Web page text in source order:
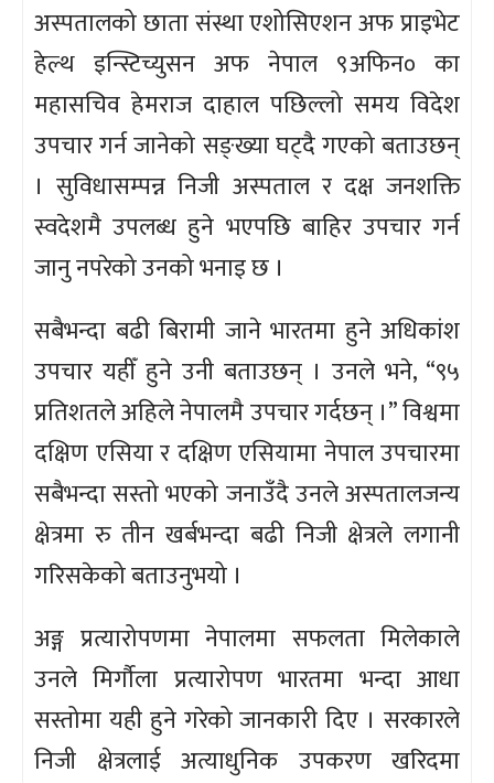
अस्पतालको छाता संस्था एशोसिएशन अफ प्राइभेट
हेल्थ इन्स्टिच्युसन अफ नेपाल ९अफिन० का
महासचिव हेमराज दाहाल पछिल्लो समय विदेश
उपचार गर्न जानेको सङ्ख्या घट्दै गएको बताउछन्
। सुविधासम्पन्न निजी अस्पताल र दक्ष जनशक्ति
स्वदेशमै उपलब्ध हुने भएपछि बाहिर उपचार गर्न
जानु नपरेको उनको भनाइ छ ।
सबैभन्दा बढी बिरामी जाने भारतमा हुने अधिकांश
उपचार यहीँ हुने उनी बताउछन् । उनले भने, “९५
प्रतिशतले अहिले नेपालमै उपचार गर्दछन् ।” विश्वमा
दक्षिण एसिया र दक्षिण एसियामा नेपाल उपचारमा
सबैभन्दा सस्तो भएको जनाउँदै उनले अस्पतालजन्य
क्षेत्रमा रु तीन खर्बभन्दा बढी निजी क्षेत्रले लगानी
गरिसकेको बताउनुभयो ।
अङ्ग प्रत्यारोपणमा नेपालमा सफलता मिलेकाले
उनले मिर्गौला प्रत्यारोपण भारतमा भन्दा आधा
सस्तोमा यही हुने गरेको जानकारी दिए । सरकारले
निजी क्षेत्रलाई अत्याधुनिक उपकरण खरिदमा